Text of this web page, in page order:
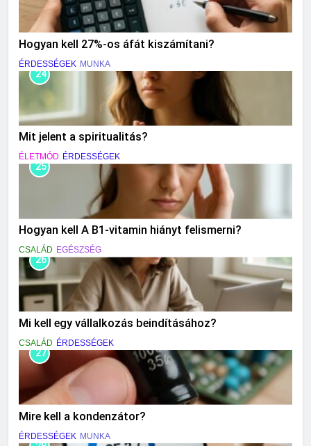
Hogyan kell 27%-os áfát kiszámítani?
ÉRDESSÉGEK MUNKA
24
Mit jelent a spiritualitás?
ÉLETMÓD ÉRDESSÉGEK
25
Hogyan kell A B1-vitamin hiányt felismerni?
CSALÁD EGÉSZSÉG
26
Mi kell egy vállalkozás beindításához?
CSALÁD ÉRDESSÉGEK
27
Mire kell a kondenzátor?
ÉRDESSÉGEK MUNKA